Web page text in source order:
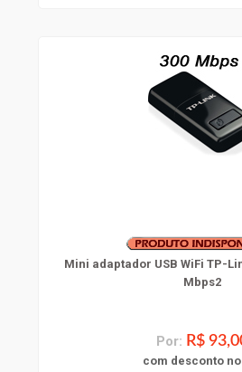
Mini adaptador USB WiFi TP-
Mbps2
Por: R$
com desconto